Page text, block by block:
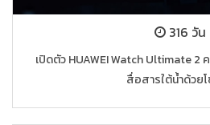
316 วัน
เปิดตัว HUAWEI Watch Ultimate 2
สื่อสารใต้น้ำด้วยโ